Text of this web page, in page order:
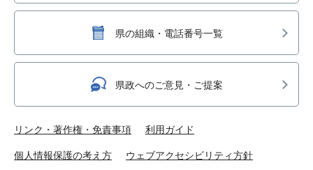
県の組織・電話番号一覧
県政へのご意見・ご提案
リンク・著作権・免責事項 利用ガイド
個人情報保護の考え方 ウェブアクセシビリティ方針